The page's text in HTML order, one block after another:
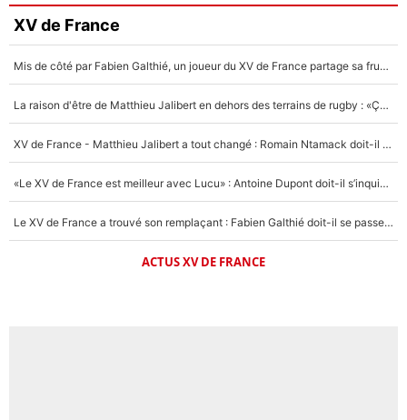
XV de France
Mis de côté par Fabien Galthié, un joueur du XV de France partage sa frustration : «ils ne me l’ont pas dit tout de suite»
La raison d'être de Matthieu Jalibert en dehors des terrains de rugby : «Ça m'atteint autant que si tu touches à un membre de ma famille»
XV de France - Matthieu Jalibert a tout changé : Romain Ntamack doit-il s’inquiéter pour sa place à un an de la Coupe du monde ?
«Le XV de France est meilleur avec Lucu» : Antoine Dupont doit-il s’inquiéter pour sa place ?
Le XV de France a trouvé son remplaçant : Fabien Galthié doit-il se passer d'Antoine Dupont ?
ACTUS XV DE FRANCE